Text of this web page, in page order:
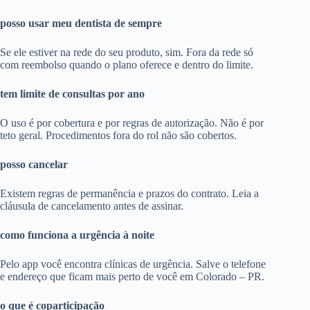
posso usar meu dentista de sempre
Se ele estiver na rede do seu produto, sim. Fora da rede só
com reembolso quando o plano oferece e dentro do limite.
tem limite de consultas por ano
O uso é por cobertura e por regras de autorização. Não é por
teto geral. Procedimentos fora do rol não são cobertos.
posso cancelar
Existem regras de permanência e prazos do contrato. Leia a
cláusula de cancelamento antes de assinar.
como funciona a urgência à noite
Pelo app você encontra clínicas de urgência. Salve o telefone
e endereço que ficam mais perto de você em Colorado – PR.
o que é coparticipação